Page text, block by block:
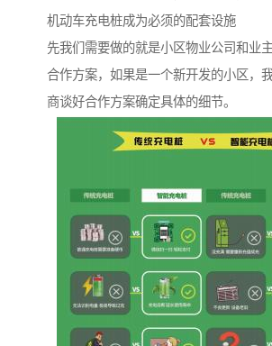
机动车充电桩成为必须的配套设施
先我们需要做的就是小区物业公司和业
合作方案，如果是一个新开发的小区，
商谈好合作方案确定具体的细节。